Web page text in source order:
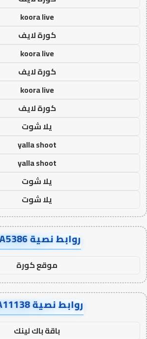
koora live
كورة لايف
koora live
كورة لايف
koora live
كورة لايف
يلا شوت
yalla shoot
yalla shoot
يلا شوت
يلا شوت
روابط نصية AA5386
موقع كورة
روابط نصية AA11138
باقة باك لينك